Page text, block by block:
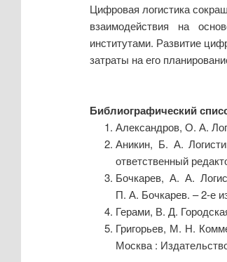
Цифровая логистика
взаимодействия на
институтами. Развитие
затраты на его
Библиографический
Александров, О. А.
Аникин, Б. А.
ответственный
Бочкарев, А. А.
П. А. Бочкарев. – 2-е
Герами, В. Д.
Григорьев, М. Н.
Москва :